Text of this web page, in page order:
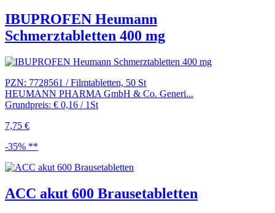
IBUPROFEN Heumann
Schmerztabletten 400 mg
PZN: 7728561 / Filmtabletten, 50 St
HEUMANN PHARMA GmbH & Co. Generi...
Grundpreis: € 0,16 / 1St
7,75 €
-35% **
ACC akut 600 Brausetabletten